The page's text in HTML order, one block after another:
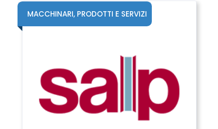
MACCHINARI, PRODOTTI E SERVIZI